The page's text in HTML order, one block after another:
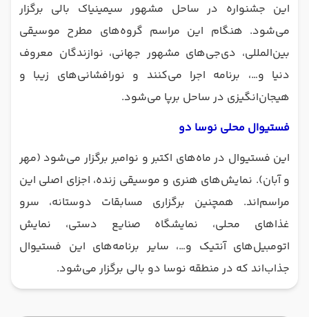
این جشنواره در ساحل مشهور سیمینیاک بالی برگزار
می‌شود. هنگام این مراسم گروه‌های مطرح موسیقی
بین‌المللی، دی‌جی‌های مشهور جهانی، نوازندگان معروف
دنیا و…، برنامه اجرا می‌کنند و نورافشانی‌های زیبا و
هیجان‌انگیزی در ساحل برپا می‌شود.
فستیوال محلی نوسا دو
این فستیوال در ماه‌های اکتبر و نوامبر برگزار می‌شود (مهر
و آبان). نمایش‌های هنری و موسیقی زنده، اجزای اصلی این
مراسم‌اند. همچنین برگزاری مسابقات دوستانه، سرو
غذاهای محلی، نمایشگاه صنایع دستی، نمایش
اتومبیل‌های آنتیک و…، سایر برنامه‌های این فستیوال
جذاب‌اند که در منطقه نوسا دو بالی برگزار می‌شود.